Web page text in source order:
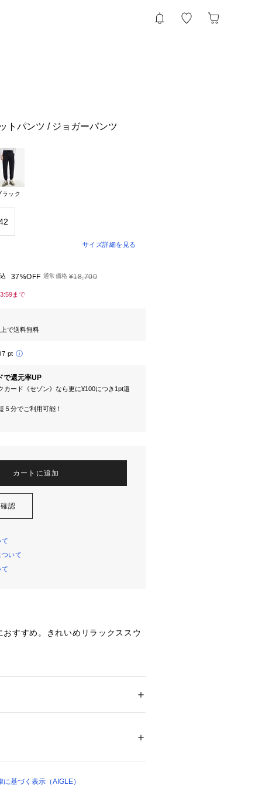
トパンツ / ジョガーパンツ
ラック
サイズ詳細を見る
37%OFF 通常価格 ¥18,700
まで
で送料無料
pt
で還元率UP
カード《セゾン》なら更に¥100につき1pt還
５分でご利用可能！
カートに追加
認
いて
おすすめ。きれいめリラックススウ
くカジュアルコーデにも着用が可
基づく表示（AIGLE）